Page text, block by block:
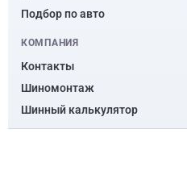
Подбор по авто
КОМПАНИЯ
Контакты
Шиномонтаж
Шинный калькулятор